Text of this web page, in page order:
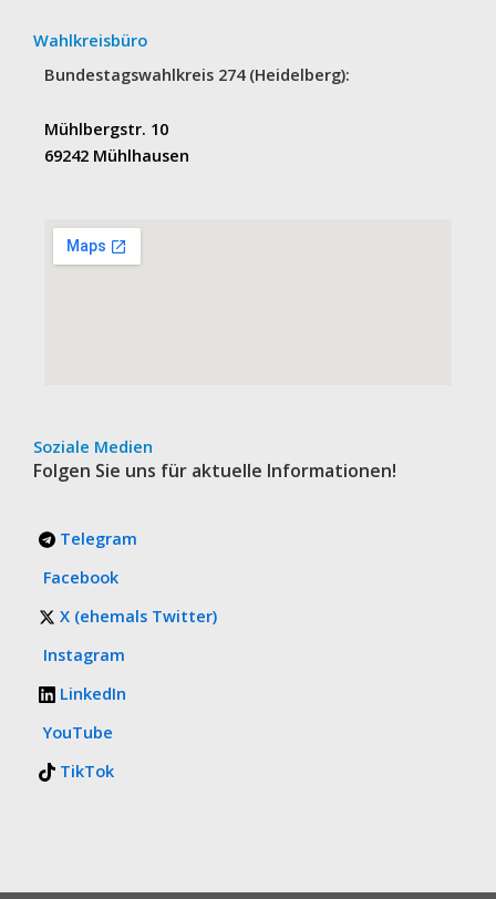
Wahlkreisbüro
Bundestagswahlkreis 274 (Heidelberg):
Mühlbergstr. 10
69242 Mühlhausen
Soziale Medien
Folgen Sie uns für aktuelle Informationen!
Telegram
Facebook
X (ehemals Twitter)
Instagram
LinkedIn
YouTube
TikTok